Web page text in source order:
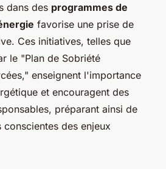
dans des programmes de
favorise une prise de
Ces initiatives, telles que
le "Plan de Sobriété
enseignent l'importance
et encouragent des
préparant ainsi de
des enjeux